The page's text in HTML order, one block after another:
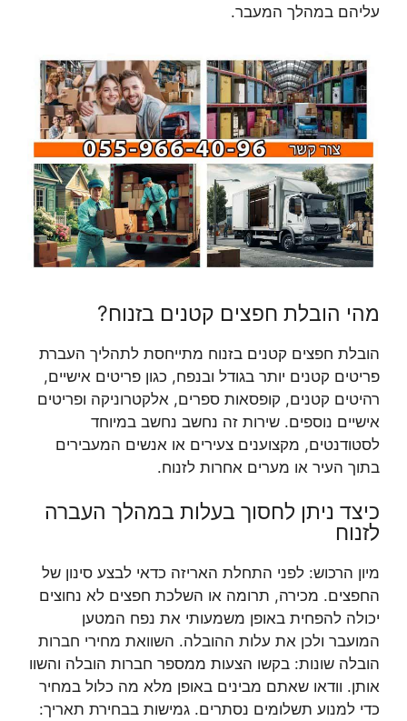
עליהם במהלך המעבר.
מהי הובלת חפצים קטנים בזנוח?
הובלת חפצים קטנים בזנוח מתייחסת לתהליך העברת
פריטים קטנים יותר בגודל ובנפח, כגון פריטים אישיים,
רהיטים קטנים, קופסאות ספרים, אלקטרוניקה ופריטים
אישיים נוספים. שירות זה נחשב נחשב במיוחד
לסטודנטים, מקצוענים צעירים או אנשים המעבירים
בתוך העיר או מערים אחרות לזנוח.
כיצד ניתן לחסוך בעלות במהלך העברה
לזנוח
מיון הרכוש: לפני התחלת האריזה כדאי לבצע סינון של
החפצים. מכירה, תרומה או השלכת חפצים לא נחוצים
יכולה להפחית באופן משמעותי את נפח המטען
המועבר ולכן את עלות ההובלה. השוואת מחירי חברות
הובלה שונות: בקשו הצעות ממספר חברות הובלה והשוו
אותן. וודאו שאתם מבינים באופן מלא מה כלול במחיר
כדי למנוע תשלומים נסתרים. גמישות בבחירת תאריך: